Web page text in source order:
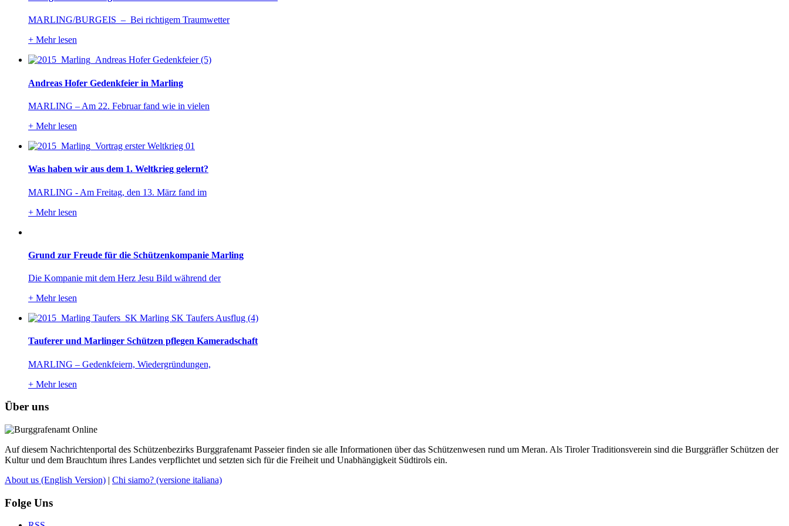
MARLING/BURGEIS – Bei richtigem Traumwetter
+ Mehr lesen
Andreas Hofer Gedenkfeier in Marling
MARLING – Am 22. Februar fand wie in vielen
+ Mehr lesen
Was haben wir aus dem 1. Weltkrieg gelernt?
MARLING - Am Freitag, den 13. März fand im
+ Mehr lesen
Grund zur Freude für die Schützenkompanie Marling
Die Kompanie mit dem Herz Jesu Bild während der
+ Mehr lesen
Tauferer und Marlinger Schützen pflegen Kameradschaft
MARLING – Gedenkfeiern, Wiedergründungen,
+ Mehr lesen
Über uns
Auf diesem Nachrichtenportal des Schützenbezirks Burggrafenamt Passeier finden sie alle Informationen über das Schützenwesen rund um Meran. Als Tiroler Traditionsverein sind die Burggräfler Schützen der
Kultur und dem Brauchtum ihres Landes verpflichtet und setzten sich für die Freiheit und Unabhängigkeit Südtirols ein.
About us (English Version) | Chi siamo? (versione italiana)
Folge Uns